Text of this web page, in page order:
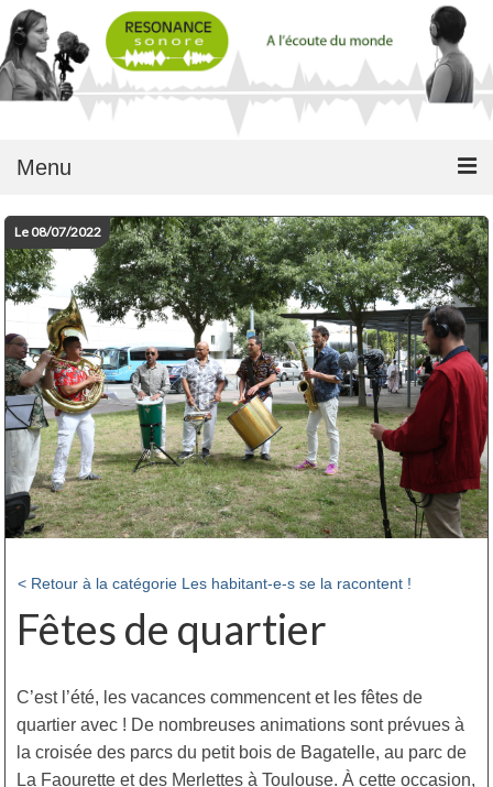
Menu
Le 08/07/2022
< Retour à la catégorie Les habitant-e-s se la racontent !
Fêtes de quartier
C’est l’été, les vacances commencent et les fêtes de
quartier avec ! De nombreuses animations sont prévues à
la croisée des parcs du petit bois de Bagatelle, au parc de
La Faourette et des Merlettes à Toulouse. À cette occasion,